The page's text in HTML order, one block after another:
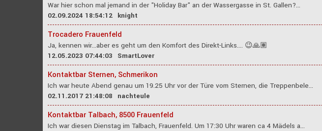
War hier schon mal jemand in der "Holiday Bar" an der Wassergasse in St. Gallen?...
02.09.2024 18:54:12 knight
Trocadero Frauenfeld
Ja, kennen wir...aber es geht um den Komfort des Direkt-Links.... 😉🙏🏽
12.05.2023 07:44:03
SmartLover
Kontaktbar Sternen, Schmerikon
Ich war heute Abend genau um 19.25 Uhr vor der Türe vom Sternen, die Treppenbele...
02.11.2017 21:48:08
nachteule
Kontaktbar Talbach, 8500 Frauenfeld
Ich war diesen Dienstag im Talbach, Frauenfeld. Um 17:30 Uhr waren ca 4 Mädels a...